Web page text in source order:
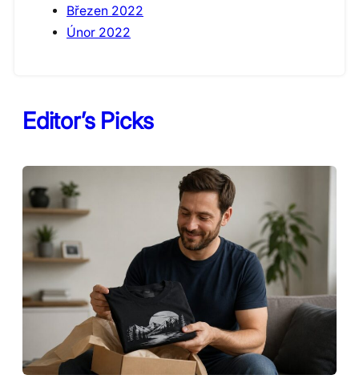
Březen 2022
Únor 2022
Editor’s Picks